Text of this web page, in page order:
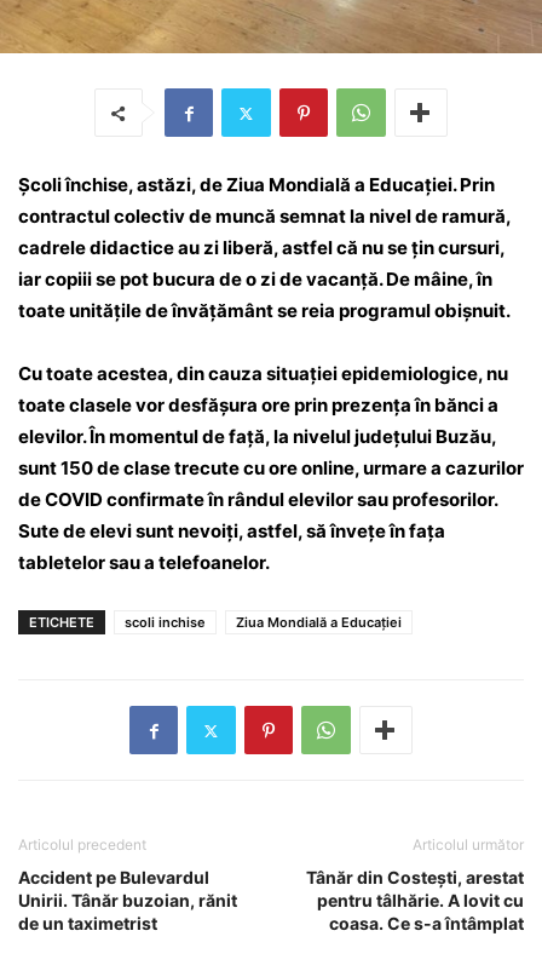
Școli închise, astăzi, de Ziua Mondială a Educației. Prin
contractul colectiv de muncă semnat la nivel de ramură,
cadrele didactice au zi liberă, astfel că nu se țin cursuri,
iar copiii se pot bucura de o zi de vacanță. De mâine, în
toate unitățile de învățământ se reia programul obișnuit.
Cu toate acestea, din cauza situației epidemiologice, nu
toate clasele vor desfășura ore prin prezența în bănci a
elevilor. În momentul de față, la nivelul județului Buzău,
sunt 150 de clase trecute cu ore online, urmare a cazurilor
de COVID confirmate în rândul elevilor sau profesorilor.
Sute de elevi sunt nevoiți, astfel, să învețe în fața
tabletelor sau a telefoanelor.
ETICHETE scoli inchise Ziua Mondială a Educației
Articolul precedent
Accident pe Bulevardul
Unirii. Tânăr buzoian, rănit
de un taximetrist
Articolul următor
Tânăr din Costești, arestat
pentru tâlhărie. A lovit cu
coasa. Ce s-a întâmplat